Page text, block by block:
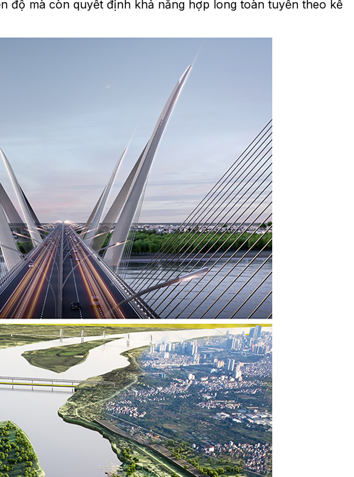
độ mà còn quyết định khả năng hợp long toàn tuyến theo kế